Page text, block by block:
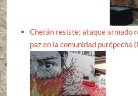
Cherán resiste: ataque armado
paz en la comunidad purépecha